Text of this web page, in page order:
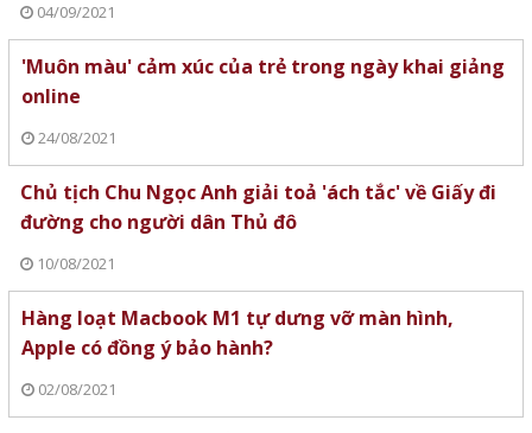
04/09/2021
'Muôn màu' cảm xúc của trẻ trong ngày khai giảng
online
24/08/2021
Chủ tịch Chu Ngọc Anh giải toả 'ách tắc' về Giấy đi
đường cho người dân Thủ đô
10/08/2021
Hàng loạt Macbook M1 tự dưng vỡ màn hình,
Apple có đồng ý bảo hành?
02/08/2021